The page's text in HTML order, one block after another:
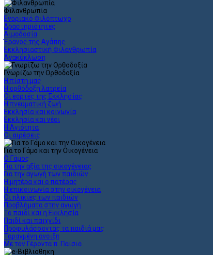
Φιλανθρωπία
Ενοριακό Φιλόπτωχο
Δραστηριότητες
Αιμοδοσία
Έρανος της Αγάπης
Εκκλησιαστική Φιλανθρωπία
Ανακύκλωση
Γνωρίζω την Ορθοδοξία
Η πίστη μας
Η ορθόδοξη λατρεία
Οι εορτές της Εκκλησίας
Η πνευματική ζωή
Εκκλησία και κοινωνία
Εκκλησία και νέοι
Η Αγιότητα
Οι αιρέσεις
Για το Γάμο και την Οικογένεια
Ο Γάμος
Για την αξία της οικογένειας
Για την αγωγή των παιδιών
Η μητέρα και ο πατέρας
Η επικοινωνία στην οικογένεια
Οι ηλικίες των παιδιών
Προβλήματα στην αγωγή
Το παιδί και η Εκκλησία
Παιδί και παιχνίδι
Προφυλάσσοντας τα παιδιά μας
Ταραγμένη άνοιξη
Με τον Γέροντα π. Παϊσιο